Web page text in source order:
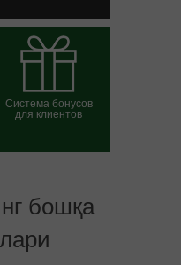
Демо-ҳисоб-варағини
очиш
Система бонусов
для клиентов
бошқа